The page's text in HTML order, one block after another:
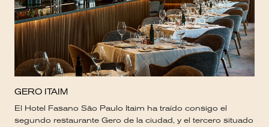
GERO ITAIM
El Hotel Fasano São Paulo Itaim ha traído consigo el
segundo restaurante Gero de la ciudad, y el tercero situado